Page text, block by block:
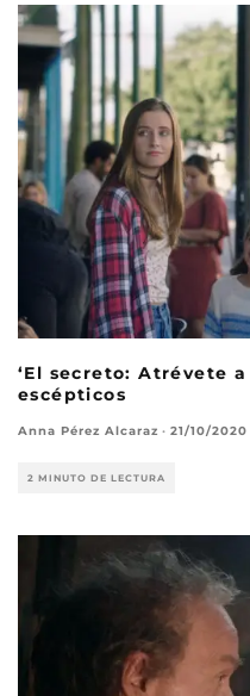
‘El secreto: Atrévete
escépticos
Anna Pérez Alcaraz · 21/10/2020
2 MINUTO DE LECTURA